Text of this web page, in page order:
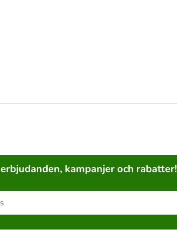
kampanjer och rabatter!